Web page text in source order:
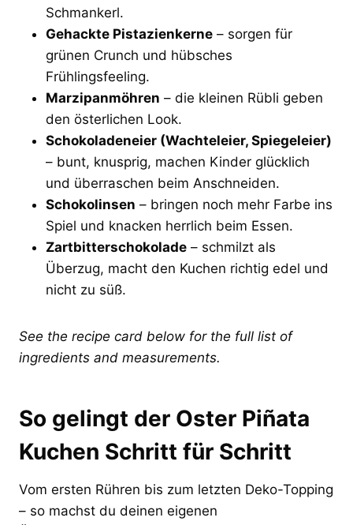
Schmankerl.
Gehackte Pistazienkerne – sorgen für
grünen Crunch und hübsches
Frühlingsfeeling.
Marzipanmöhren – die kleinen Rübli geben
den österlichen Look.
Schokoladeneier (Wachteleier, Spiegeleier)
– bunt, knusprig, machen Kinder glücklich
und überraschen beim Anschneiden.
Schokolinsen – bringen noch mehr Farbe ins
Spiel und knacken herrlich beim Essen.
Zartbitterschokolade – schmilzt als
Überzug, macht den Kuchen richtig edel und
nicht zu süß.
See the recipe card below for the full list of
ingredients and measurements.
So gelingt der Oster Piñata
Kuchen Schritt für Schritt
Vom ersten Rühren bis zum letzten Deko-Topping
– so machst du deinen eigenen